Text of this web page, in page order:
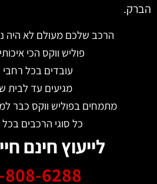
הרכב שלכם מעולם לא היה
פוליש ווקס הכי איכותי
עובדים בכל רחבי
מגיעים עד לבית
מתמחים בפוליש ווקס כבר למעלה מ-10
כל סוגי הרכבים בכל
לייעוץ חינם
808-6288